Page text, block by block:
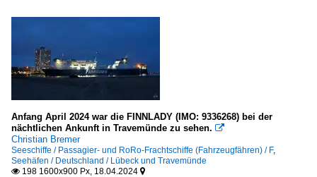
Anfang April 2024 war die FINNLADY (IMO: 9336268) bei der
nächtlichen Ankunft in Travemünde zu sehen. 
Christian Bremer
Seeschiffe / Passagier- und RoRo-Frachtschiffe (Fahrzeugfähren) / F,
Seehäfen / Deutschland / Lübeck und Travemünde
 198 1600x900 Px, 18.04.2024 